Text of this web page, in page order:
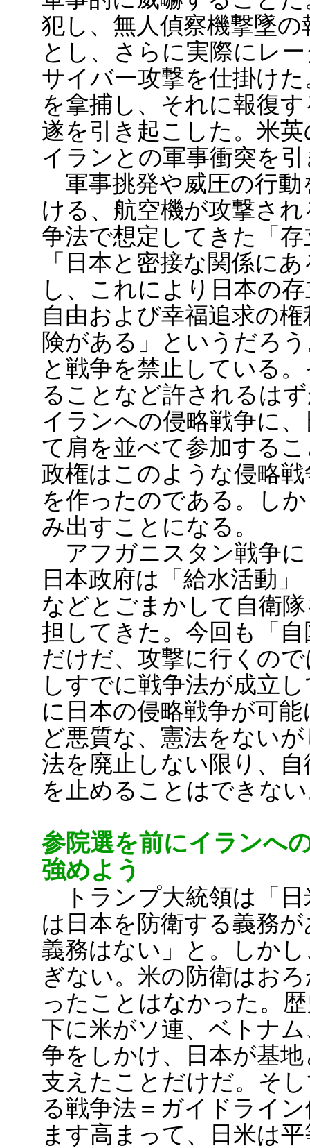
犯し、無人偵察機撃墜
とし、さらに実際にレ
サイバー攻撃を仕掛け
を拿捕し、それに報復
遂を引き起こした。米
イランとの軍事衝突を
軍事挑発や威圧の行動
ける、航空機が攻撃さ
争法で想定してきた「
「日本と密接な関係に
し、これにより日本の
自由および幸福追求の
険がある」というだろ
と戦争を禁止している
ることなど許されるは
イランへの侵略戦争に
て肩を並べて参加する
政権はこのような侵略
を作ったのである。し
み出すことになる。
アフガニスタン戦争
日本政府は「給水活動
などとごまかして自衛
担してきた。今回も「
だけだ、攻撃に行くの
しすでに戦争法が成立
に日本の侵略戦争が可
ど悪質な、憲法をない
法を廃止しない限り、
を止めることはできな
参院選を前にイランへ
強めよう
トランプ大統領は「日
は日本を防衛する義務
義務はない」と。しか
ぎない。米の防衛はお
ったことはなかった。
下に米がソ連、ベトナ
争をしかけ、日本が基
支えたことだけだ。そ
る戦争法＝ガイドライ
ます高まって、日米は